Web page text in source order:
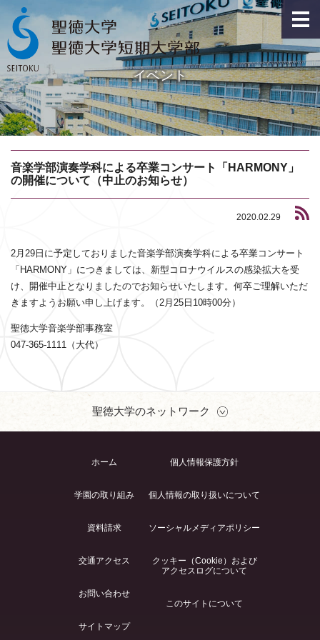
イベント
音楽学部演奏学科による卒業コンサート「HARMONY」
の開催について（中止のお知らせ）
2020.02.29
2月29日に予定しておりました音楽学部演奏学科による卒業コンサート
「HARMONY」につきましては、新型コロナウイルスの感染拡大を受
け、開催中止となりましたのでお知らせいたします。何卒ご理解いただ
きますようお願い申し上げます。（2月25日10時00分）
聖徳大学音楽学部事務室
047-365-1111（大代）
聖徳大学のネットワーク
ホーム
学園の取り組み
資料請求
交通アクセス
お問い合わせ
サイトマップ
個人情報保護方針
個人情報の取り扱いについて
ソーシャルメディアポリシー
クッキー（Cookie）および
アクセスログについて
このサイトについて